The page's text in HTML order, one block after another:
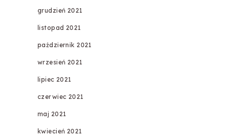
grudzień 2021
listopad 2021
październik 2021
wrzesień 2021
lipiec 2021
czerwiec 2021
maj 2021
kwiecień 2021